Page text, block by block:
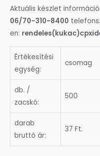
lövedék
6
gramm
db/csomag
37
Ft/db.
mennyiség
Aktuális készlet
06/70-310-8400
en:
Értékesítési
egység:
csomag
db. /
zacskó:
500
darab
bruttó ár:
37 Ft.